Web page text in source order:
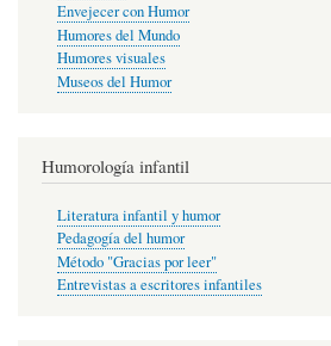
Envejecer con Humor
Humores del Mundo
Humores visuales
Museos del Humor
Humorología infantil
Literatura infantil y humor
Pedagogía del humor
Método "Gracias por leer"
Entrevistas a escritores infantiles